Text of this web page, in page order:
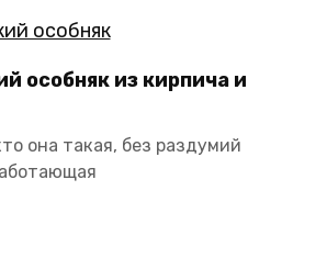
особняк из кирпича и
она такая, без раздумий